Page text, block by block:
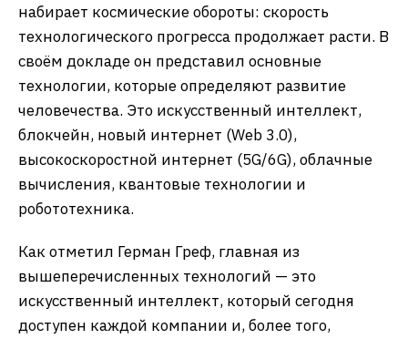
набирает космические обороты: скорость
технологического прогресса продолжает расти. В
своём докладе он представил основные
технологии, которые определяют развитие
человечества. Это искусственный интеллект,
блокчейн, новый интернет (Web 3.0),
высокоскоростной интернет (5G/6G), облачные
вычисления, квантовые технологии и
робототехника.
Как отметил Герман Греф, главная из
вышеперечисленных технологий — это
искусственный интеллект, который сегодня
доступен каждой компании и, более того,